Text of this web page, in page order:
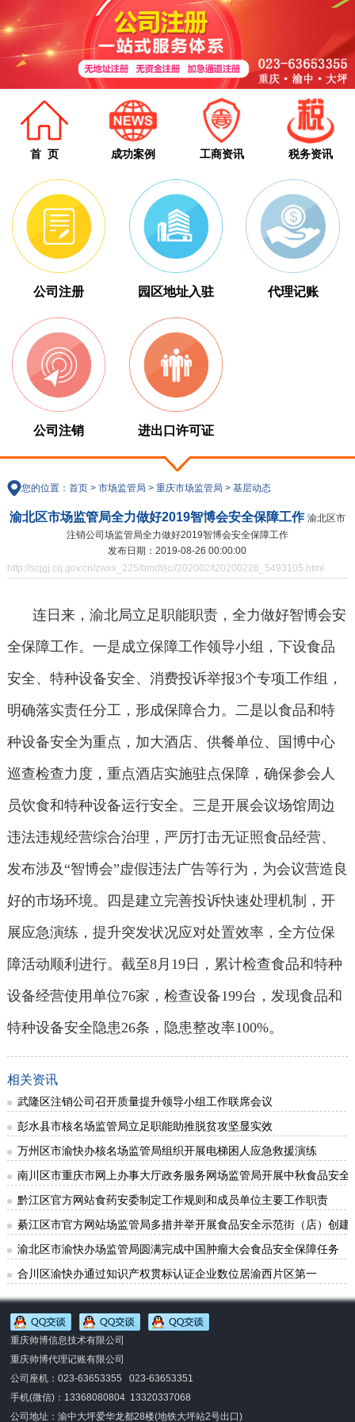
首 页 成功案例 工商资讯 税务资讯
公司注册 园区地址入驻 代理记账
公司注销 进出口许可证
您的位置： 首页> 市场监管局 > 重庆市场监管局 > 基层动态
渝北区市场监管局全力做好2019智博会安全保障工作 渝北区市
注销公司场监管局全力做好2019智博会安全保障工作
发布日期：2019-08-26 00:00:00
http://scjgj.cq.gov.cn/zwxx_225/bmdt/jc//202002/t20200228_5493105.html
连日来，渝北局立足职能职责，全力做好智博会安
全保障工作。一是成立保障工作领导小组，下设食品
安全、特种设备安全、消费投诉举报3个专项工作组，
明确落实责任分工，形成保障合力。二是以食品和特
种设备安全为重点，加大酒店、供餐单位、国博中心
巡查检查力度，重点酒店实施驻点保障，确保参会人
员饮食和特种设备运行安全。三是开展会议场馆周边
违法违规经营综合治理，严厉打击无证照食品经营、
发布涉及“智博会”虚假违法广告等行为，为会议营造良
好的市场环境。四是建立完善投诉快速处理机制，开
展应急演练，提升突发状况应对处置效率，全方位保
障活动顺利进行。截至8月19日，累计检查食品和特种
设备经营使用单位76家，检查设备199台，发现食品和
特种设备安全隐患26条，隐患整改率100%。
相关资讯
武隆区注销公司召开质量提升领导小组工作联席会议
彭水县市核名场监管局立足职能助推脱贫攻坚显实效
万州区市渝快办核名场监管局组织开展电梯困人应急救援演练
南川区市重庆市网上办事大厅政务服务网场监管局开展中秋食品安全
黔江区官方网站食药安委制定工作规则和成员单位主要工作职责
綦江区市官方网站场监管局多措并举开展食品安全示范街（店）创建
渝北区市渝快办场监管局圆满完成中国肿瘤大会食品安全保障任务
合川区渝快办通过知识产权贯标认证企业数位居渝西片区第一
重庆帅博信息技术有限公司
重庆帅博代理记账有限公司
公司座机：023-63653355 023-63653351
手机(微信)： 13368080804 13320337068
公司地址：渝中大坪爱华龙都28楼(地铁大坪站2号出口)